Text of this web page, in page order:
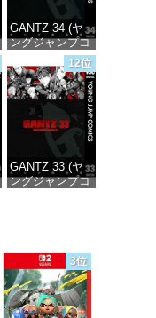
GANTZ 34 (ヤ
ングジャンプコ
DIGITAL)
価格：¥100
12位
GANTZ 33 (ヤ
ングジャンプコ
3位